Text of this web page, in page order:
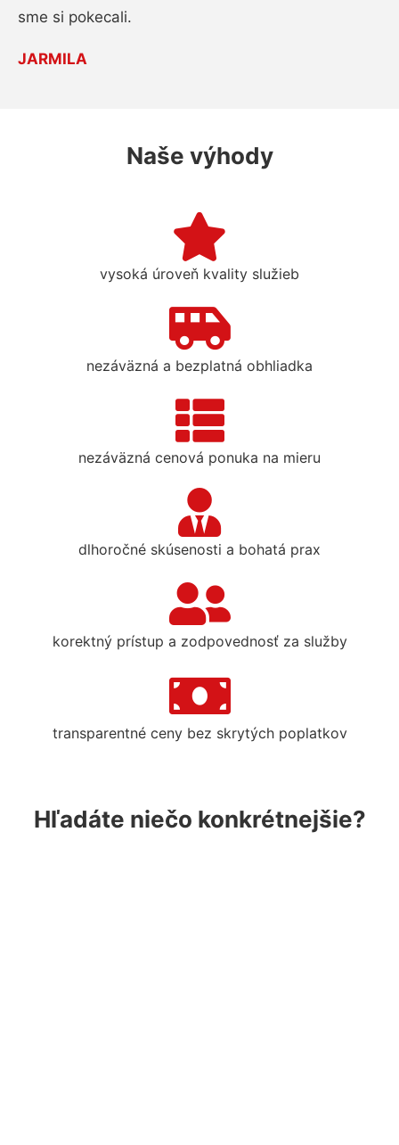
sme si pokecali.
JARMILA
Naše výhody
vysoká úroveň kvality služieb
nezáväzná a bezplatná obhliadka
nezáväzná cenová ponuka na mieru
dlhoročné skúsenosti a bohatá prax
korektný prístup a zodpovednosť za služby
transparentné ceny bez skrytých poplatkov
Hľadáte niečo konkrétnejšie?